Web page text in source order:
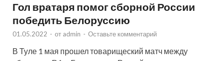
Гол вратаря помог сборной России
победить Белоруссию
01.05.2022 - от admin - Оставьте комментарий
В Туле 1 мая прошел товарищеский матч между